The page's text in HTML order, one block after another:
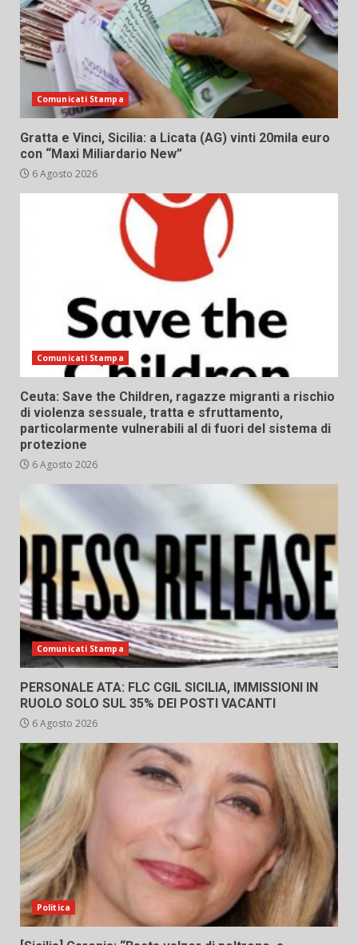
Comunicati Stampa
Gratta e Vinci, Sicilia: a Licata (AG) vinti 20mila euro
con “Maxi Miliardario New”
6 Agosto 2026
Comunicati Stampa
Ceuta: Save the Children, ragazze migranti a rischio
di violenza sessuale, tratta e sfruttamento,
particolarmente vulnerabili al di fuori del sistema di
protezione
6 Agosto 2026
Comunicati Stampa
PERSONALE ATA: FLC CGIL SICILIA, IMMISSIONI IN
RUOLO SOLO SUL 35% DEI POSTI VACANTI
6 Agosto 2026
Politica